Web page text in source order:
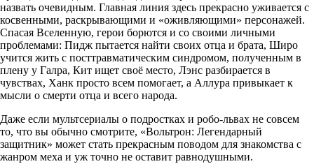
назвать очевидным. Главная линия здесь прекрасно уживается с
косвенными, раскрывающими и «оживляющими» персонажей.
Спасая Вселенную, герои борются и со своими личными
проблемами: Пидж пытается найти своих отца и брата, Широ
учится жить с посттравматическим синдромом, полученным в
плену у Галра, Кит ищет своё место, Лэнс разбирается в
чувствах, Ханк просто всем помогает, а Аллура привыкает к
мысли о смерти отца и всего народа.
Даже если мультсериалы о подростках и робо-львах не совсем
то, что вы обычно смотрите, «Вольтрон: Легендарный
защитник» может стать прекрасным поводом для знакомства с
жанром меха и уж точно не оставит равнодушными.